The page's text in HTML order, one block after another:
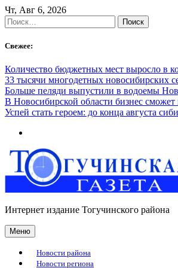
Skip
to
content
Чт, Авг 6, 2026
Найти:
Свежее:
Количество бюджетных мест выросло в
33 тысячи многодетных новосибирских
Больше пеляди выпустили в водоемы
В Новосибирской области бизнес
Успей стать героем: до конца августа
Интернет издание Тогучинского района
Меню
Новости района
Новости региона